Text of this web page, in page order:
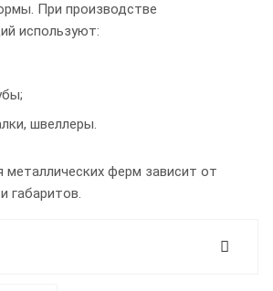
При производстве
используют:
швеллеры.
металлических ферм зависит от
габаритов.